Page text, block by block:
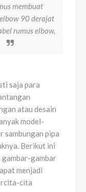
membuat
90 derajat
rumus elbow,
saja para
atau desain
model-
sambungan pipa
Berikut ini
gambar-gambar
menjadi
cita